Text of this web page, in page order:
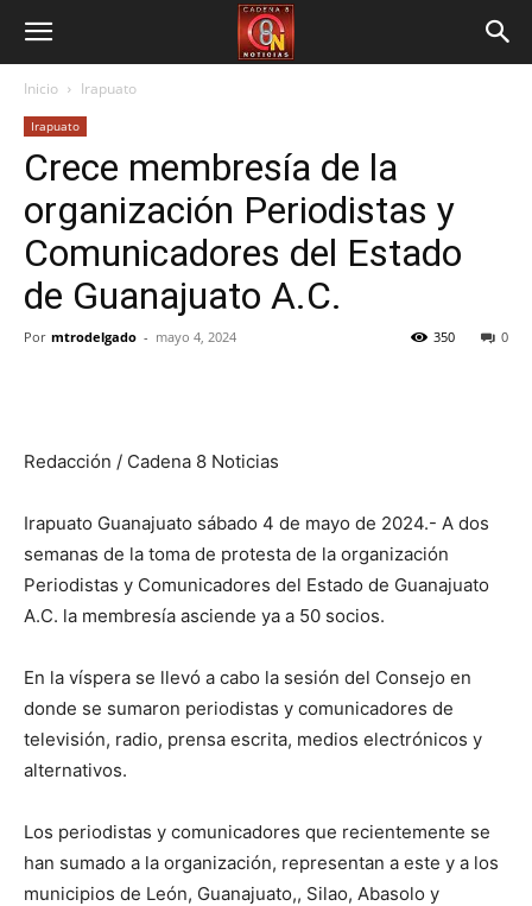
Inicio Irapuato
Irapuato
Crece membresía de la
organización Periodistas y
Comunicadores del Estado
de Guanajuato A.C.
Por mtrodelgado - mayo 4, 2024 0
350
Redacción / Cadena 8 Noticias
Irapuato Guanajuato sábado 4 de mayo de 2024.- A dos
semanas de la toma de protesta de la organización
Periodistas y Comunicadores del Estado de Guanajuato
A.C. la membresía asciende ya a 50 socios.
En la víspera se llevó a cabo la sesión del Consejo en
donde se sumaron periodistas y comunicadores de
televisión, radio, prensa escrita, medios electrónicos y
alternativos.
Los periodistas y comunicadores que recientemente se
han sumado a la organización, representan a este y a los
municipios de León, Guanajuato,, Silao, Abasolo y